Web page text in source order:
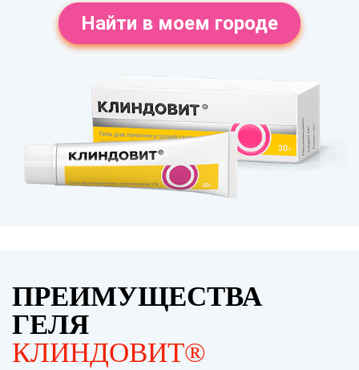
Найти в моем городе
ПРЕИМУЩЕСТВА
ГЕЛЯ
КЛИНДОВИТ®